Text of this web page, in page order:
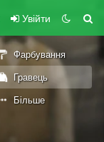
Увійти
Фарбування
Гравець
Більше